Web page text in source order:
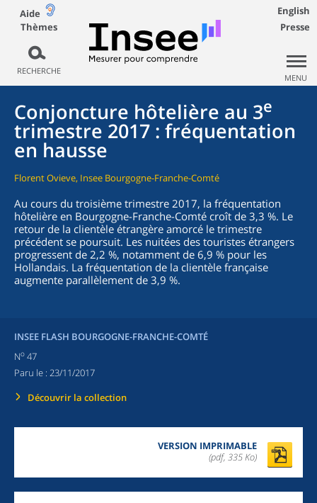
Aide
Thèmes
RECHERCHE
English
Presse
MENU
Conjoncture hôtelière au 3e
trimestre 2017 : fréquentation
en hausse
Florent Ovieve, Insee Bourgogne-Franche-Comté
Au cours du troisième trimestre 2017, la fréquentation
hôtelière en Bourgogne-Franche-Comté croît de 3,3 %. Le
retour de la clientèle étrangère amorcé le trimestre
précédent se poursuit. Les nuitées des touristes étrangers
progressent de 2,2 %, notamment de 6,9 % pour les
Hollandais. La fréquentation de la clientèle française
augmente parallèlement de 3,9 %.
INSEE FLASH BOURGOGNE-FRANCHE-COMTÉ
No 47
Paru le : 23/11/2017
Découvrir la collection
VERSION IMPRIMABLE
(pdf, 335 Ko)